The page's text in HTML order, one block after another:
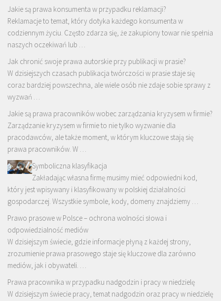
Jakie są prawa konsumenta w przypadku reklamacji?
Reklamacje to temat, który dotyka każdego konsumenta w
codziennym życiu. Często zdarza się, że zakupiony towar nie spełnia
naszych oczekiwań lub …
Jak chronić swoje prawa autorskie przy publikacji w prasie?
W dzisiejszych czasach publikacja twórczości w prasie staje się
coraz bardziej powszechna, ale wiele osób nie zdaje sobie sprawy z
wyzwań …
Jakie są prawa pracowników wobec zarządzania kryzysem w firmie?
Zarządzanie kryzysem w firmie to nie tylko wyzwanie dla
pracodawców, ale także moment, w którym kluczowe stają się
prawa pracowników. W …
Symboliczna klasyfikacja
Zakładając własna firmę musimy mieć odpowiedni kod,
który jest wpisywany i klasyfikowany w polskiej działalności
gospodarczej. Wszystkie symbole, kody, domeny znajdziemy …
Prawo prasowe w Polsce – ochrona wolności słowa i
odpowiedzialność mediów
W dzisiejszym świecie, gdzie informacje płyną z każdej strony,
zrozumienie prawa prasowego staje się kluczowe dla zarówno
mediów, jak i obywateli. …
Prawa pracownika w przypadku nadgodzin i pracy w niedzielę
W dzisiejszym świecie pracy, temat nadgodzin oraz pracy w niedzielę